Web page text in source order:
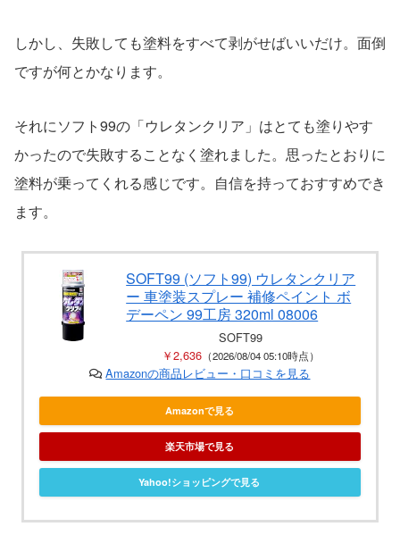
しかし、失敗しても塗料をすべて剥がせばいいだけ。面倒
ですが何とかなります。
それにソフト99の「ウレタンクリア」はとても塗りやす
かったので失敗することなく塗れました。思ったとおりに
塗料が乗ってくれる感じです。自信を持っておすすめでき
ます。
SOFT99 (ソフト99) ウレタンクリア
ー 車塗装スプレー 補修ペイント ボ
デーペン 99工房 320ml 08006
SOFT99
￥2,636（2026/08/04 05:10時点）
Amazonの商品レビュー・口コミを見る
Amazonで見る
楽天市場で見る
Yahoo!ショッピングで見る